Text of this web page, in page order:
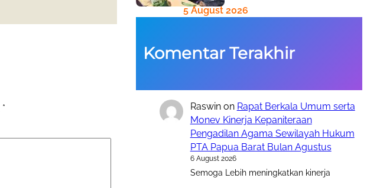
*
5 August 2026
Komentar Terakhir
Raswinon Rapat Berkala Umum serta
Monev Kinerja Kepaniteraan
Pengadilan Agama Sewilayah Hukum
PTA Papua Barat Bulan Agustus
6 August 2026
Semoga Lebih meningkatkan kinerja